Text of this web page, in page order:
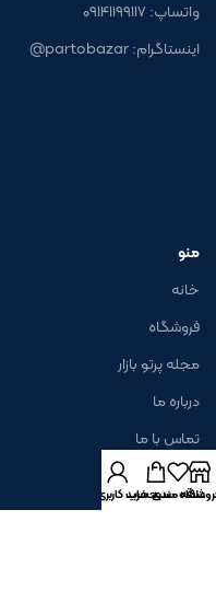
واتساپ: ۰۹۱۴۱۱۹۹۱۱۷
اینستاگرام: partobazar@
منو
خانه
فروشگاه
مجله پرتو بازار
درباره ما
تماس با ما
علاقه مندیسبد خرید
حساب کاربری من